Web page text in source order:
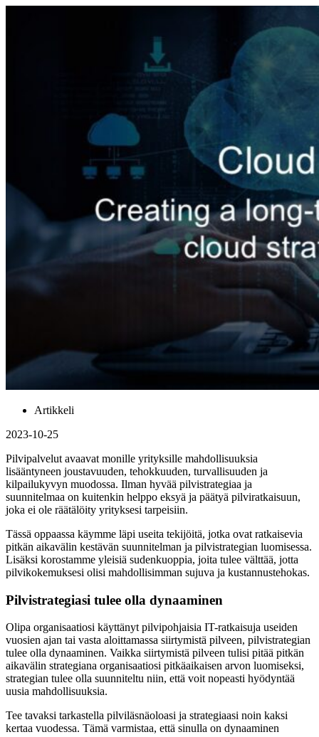
Artikkeli
2023-10-25
Pilvipalvelut avaavat monille yrityksille mahdollisuuksia
lisääntyneen joustavuuden, tehokkuuden, turvallisuuden ja
kilpailukyvyn muodossa. Ilman hyvää pilvistrategiaa ja
suunnitelmaa on kuitenkin helppo eksyä ja päätyä pilviratkaisuun,
joka ei ole räätälöity yrityksesi tarpeisiin.
Tässä oppaassa käymme läpi useita tekijöitä, jotka ovat ratkaisevia
pitkän aikavälin kestävän suunnitelman ja pilvistrategian luomisessa.
Lisäksi korostamme yleisiä sudenkuoppia, joita tulee välttää, jotta
pilvikokemuksesi olisi mahdollisimman sujuva ja kustannustehokas.
Pilvistrategiasi tulee olla dynaaminen
Olipa organisaatiosi käyttänyt pilvipohjaisia IT-ratkaisuja useiden
vuosien ajan tai vasta aloittamassa siirtymistä pilveen, pilvistrategian
tulee olla dynaaminen. Vaikka siirtymistä pilveen tulisi pitää pitkän
aikavälin strategiana organisaatiosi pitkäaikaisen arvon luomiseksi,
strategian tulee olla suunniteltu niin, että voit nopeasti hyödyntää
uusia mahdollisuuksia.
Tee tavaksi tarkastella pilviläsnäoloasi ja strategiaasi noin kaksi
kertaa vuodessa. Tämä varmistaa, että sinulla on dynaaminen